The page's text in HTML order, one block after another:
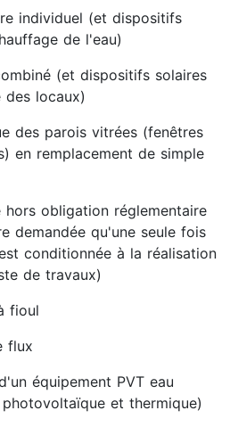
individuel (et dispositifs
de l'eau)
(et dispositifs solaires
locaux)
des parois vitrées (fenêtres
en remplacement de simple
hors obligation réglementaire
demandée qu'une seule fois
conditionnée à la réalisation
de travaux)
fioul
flux
équipement PVT eau
et thermique)